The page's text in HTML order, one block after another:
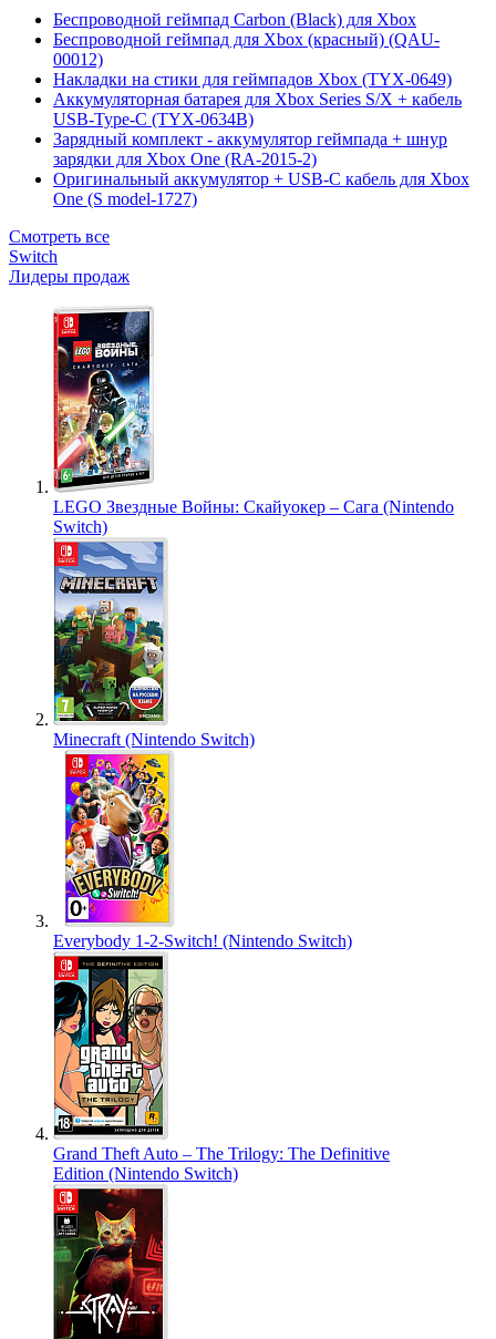
Беспроводной геймпад Carbon (Black) для Xbox
Беспроводной геймпад для Xbox (красный) (QAU-
00012)
Накладки на стики для геймпадов Xbox (TYX-0649)
Аккумуляторная батарея для Xbox Series S/X + кабель
USB-Type-C (TYX-0634B)
Зарядный комплект - аккумулятор геймпада + шнур
зарядки для Xbox One (RA-2015-2)
Оригинальный аккумулятор + USB-C кабель для Xbox
One (S model-1727)
Смотреть все
Switch
Лидеры продаж
LEGO Звездные Войны: Скайуокер – Сага (Nintendo
Switch)
Minecraft (Nintendo Switch)
Everybody 1-2-Switch! (Nintendo Switch)
Grand Theft Auto – The Trilogy: The Definitive
Edition (Nintendo Switch)